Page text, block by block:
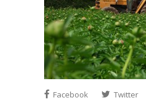
Facebook Twitter